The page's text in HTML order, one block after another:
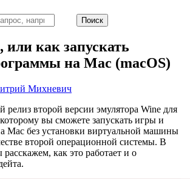
или как запускать
на Mac (macOS)
Михневич
релиз второй версии эмулятора Wine для
вы сможете запускать игры и
Mac без установки виртуальной машины
второй операционной системы. В
как это работает и о